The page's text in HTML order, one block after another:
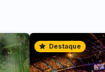
Destaque